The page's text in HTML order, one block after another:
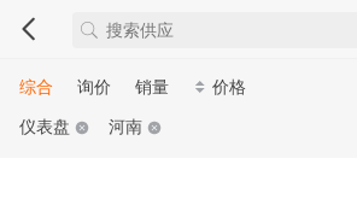
综合 询价 销量
价格
仪表盘
河南